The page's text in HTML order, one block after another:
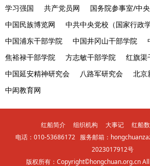
学习强国
共产党员网
国务院参事室/中
中国民族博览网
中共中央党校（国家行政学
中国浦东干部学院
中国井冈山干部学院
焦裕禄干部学院
方志敏干部学院
红旗渠
中国延安精神研究会
八路军研究会
北京
中闳教育网
红船简介 组织机构 大事记 红船
电话： 010-53686172 服务邮箱：
2023017912号
版权所有：Copyright©hongchuan.org.cn